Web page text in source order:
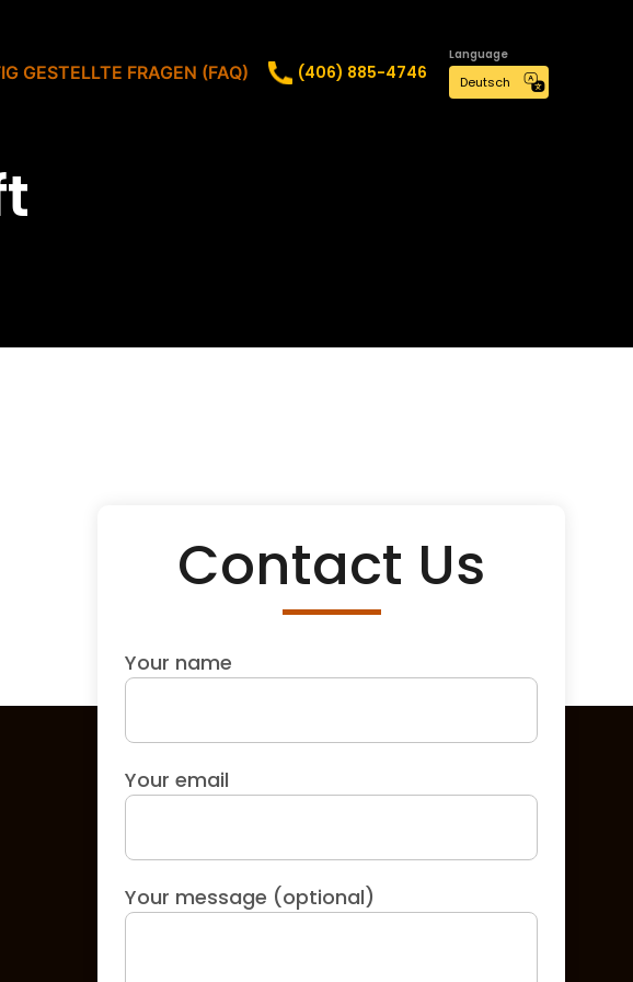
GESTELLTE FRAGEN (FAQ) (406) 885-4746
Language
Contact Us
Your name
Your email
Your message (optional)